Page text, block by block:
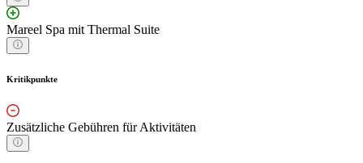
Mareel Spa mit Thermal Suite
Kritikpunkte
Zusätzliche Gebühren für Aktivitäten